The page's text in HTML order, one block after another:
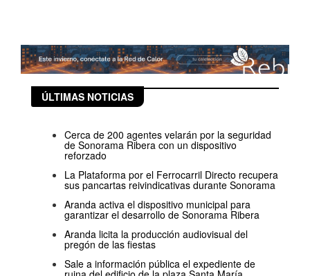
ÚLTIMAS NOTICIAS
Cerca de 200 agentes velarán por la seguridad
de Sonorama Ribera con un dispositivo
reforzado
La Plataforma por el Ferrocarril Directo recupera
sus pancartas reivindicativas durante Sonorama
Aranda activa el dispositivo municipal para
garantizar el desarrollo de Sonorama Ribera
Aranda licita la producción audiovisual del
pregón de las fiestas
Sale a información pública el expediente de